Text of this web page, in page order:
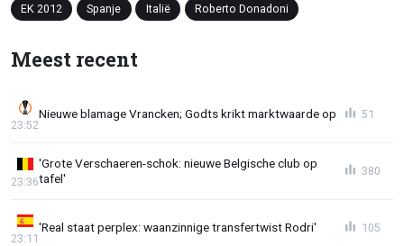
EK 2012 Spanje Italië Roberto Donadoni
Meest recent
Nieuwe blamage Vrancken; Godts krikt marktwaarde op
23:52
51
'Grote Verschaeren-schok: nieuwe Belgische club op
tafel'
23:36
380
'Real staat perplex: waanzinnige transfertwist Rodri'
23:11
105